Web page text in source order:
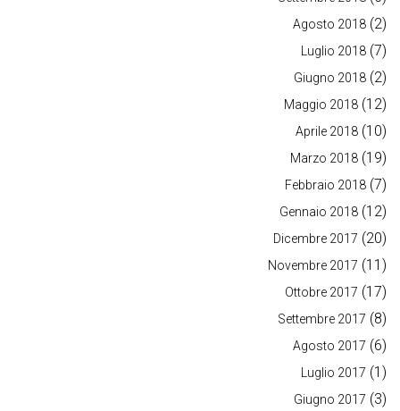
Agosto 2018 (2)
Luglio 2018 (7)
Giugno 2018 (2)
Maggio 2018 (12)
Aprile 2018 (10)
Marzo 2018 (19)
Febbraio 2018 (7)
Gennaio 2018 (12)
Dicembre 2017 (20)
Novembre 2017 (11)
Ottobre 2017 (17)
Settembre 2017 (8)
Agosto 2017 (6)
Luglio 2017 (1)
Giugno 2017 (3)